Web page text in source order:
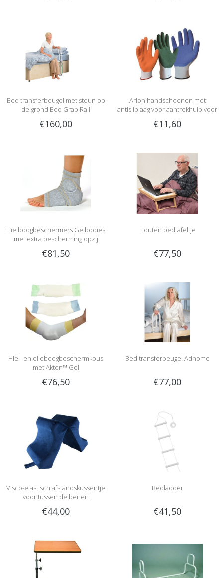
Bed transferbeugel met steun op
de grond Bed Grab Rail
€160,00
Arion handschoenen met
antisliplaag voor aantrekhulp voor
€11,60
Hielboogbeschermers Gelbodies
met extra bescherming opzij
€81,50
Houten bedtafeltje
€77,50
Hiel- en elleboogbeschermkous
met Akton™ Gel
€76,50
Bed transferbeugel Adhome
€77,00
Visco-elastisch afstandskussentje
voor tussen de benen
€44,00
Bedladder
€41,50